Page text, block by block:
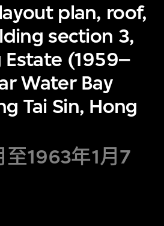
plan, roof,
section 3,
Estate (1959–
Water Bay
Tai Sin, Hong
至1963年1月7